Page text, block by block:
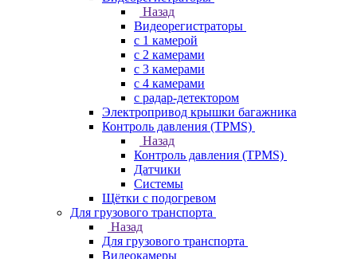
Назад
Видеорегистраторы
с 1 камерой
с 2 камерами
с 3 камерами
с 4 камерами
с радар-детектором
Электропривод крышки багажника
Контроль давления (TPMS)
Назад
Контроль давления (TPMS)
Датчики
Системы
Щётки с подогревом
Для грузового транспорта
Назад
Для грузового транспорта
Видеокамеры